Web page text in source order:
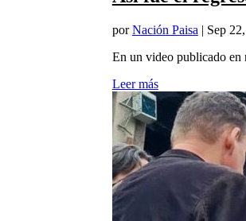
porNación Paisa | Sep
En un video publicado en
Leer más